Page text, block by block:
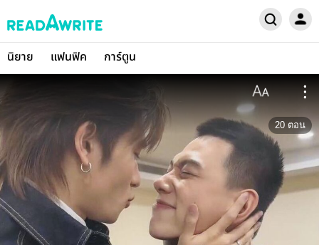
นิยาย แฟนฟิค การ์ตูน
20 ตอน